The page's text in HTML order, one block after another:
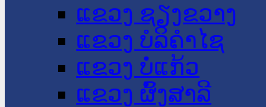
ແຂວງ ຊຽງຂວາງ
ແຂວງ ບໍລິຄໍາໄຊ
ແຂວງ ບໍ່ແກ້ວ
ແຂວງ ຜົ້ງສາລີ